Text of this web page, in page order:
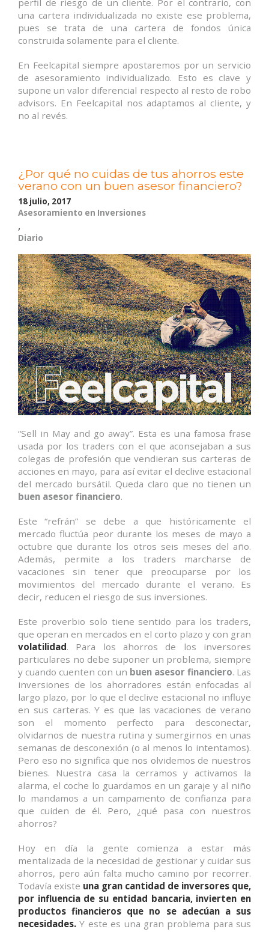
una cartera individualizada no existe ese problema,
pues se trata de una cartera de fondos única
construida solamente para el cliente.
En Feelcapital siempre apostaremos por un servicio
de asesoramiento individualizado. Esto es clave y
supone un valor diferencial respecto al resto de robo
advisors. En Feelcapital nos adaptamos al cliente, y
no al revés.
¿Por qué no cuidas de tus ahorros este
verano con un buen asesor financiero?
18 julio, 2017
Asesoramiento en Inversiones
,
Diario
“Sell in May and go away”. Esta es una famosa frase
usada por los traders con el que aconsejaban a sus
colegas de profesión que vendieran sus carteras de
acciones en mayo, para así evitar el declive estacional
del mercado bursátil. Queda claro que no tienen un
buen asesor financiero.
Este “refrán” se debe a que históricamente el
mercado fluctúa peor durante los meses de mayo a
octubre que durante los otros seis meses del año.
Además, permite a los traders marcharse de
vacaciones sin tener que preocuparse por los
movimientos del mercado durante el verano. Es
decir, reducen el riesgo de sus inversiones.
Este proverbio solo tiene sentido para los traders,
que operan en mercados en el corto plazo y con gran
volatilidad. Para los ahorros de los inversores
particulares no debe suponer un problema, siempre
y cuando cuenten con un buen asesor financiero. Las
inversiones de los ahorradores están enfocadas al
largo plazo, por lo que el declive estacional no influye
en sus carteras. Y es que las vacaciones de verano
son el momento perfecto para desconectar,
olvidarnos de nuestra rutina y sumergirnos en unas
semanas de desconexión (o al menos lo intentamos).
Pero eso no significa que nos olvidemos de nuestros
bienes. Nuestra casa la cerramos y activamos la
alarma, el coche lo guardamos en un garaje y al niño
lo mandamos a un campamento de confianza para
que cuiden de él. Pero, ¿qué pasa con nuestros
ahorros?
Hoy en día la gente comienza a estar más
mentalizada de la necesidad de gestionar y cuidar sus
ahorros, pero aún falta mucho camino por recorrer.
Todavía existe una gran cantidad de inversores que,
por influencia de su entidad bancaria, invierten en
productos financieros que no se adecúan a sus
necesidades. Y este es una gran problema para sus